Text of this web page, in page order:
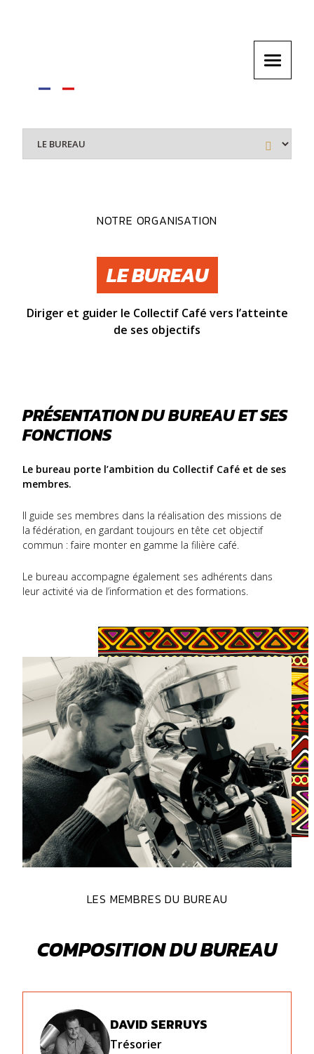
NOTRE ORGANISATION
LE BUREAU
Diriger et guider le Collectif Café vers l’atteinte
de ses objectifs
PRÉSENTATION DU BUREAU ET SES
FONCTIONS
Le bureau porte l’ambition du Collectif Café et de ses
membres.
Il guide ses membres dans la réalisation des missions de
la fédération, en gardant toujours en tête cet objectif
commun : faire monter en gamme la filière café.
Le bureau accompagne également ses adhérents dans
leur activité via de l’information et des formations.
LES MEMBRES DU BUREAU
COMPOSITION DU BUREAU
DAVID SERRUYS
Trésorier